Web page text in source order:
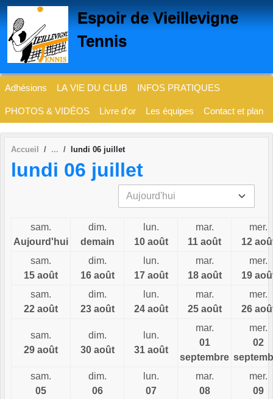
Espoir de Vieillevigne
Tennis
Adhésions LA VIE DU CLUB INFOS PRATIQUES
PHOTOS & VIDÉOS Livre d'or Les équipes Contact et plan
Accueil lundi 06 juillet
lundi 06 juillet
sam.
Aujourd'hui
dim.
demain
lun.
10 août
mar.
11 août
mer.
12
sam.
15 août
dim.
16 août
lun.
17 août
mar.
18 août
mer.
19
sam.
22 août
dim.
23 août
lun.
24 août
mar.
25 août
mer.
26
sam.
29 août
dim.
30 août
lun.
31 août
mar.
01
septembre
mer.
02
sam.
05
dim.
06
lun.
07
mar.
08
mer.
09
Panneau de gestion des cookies